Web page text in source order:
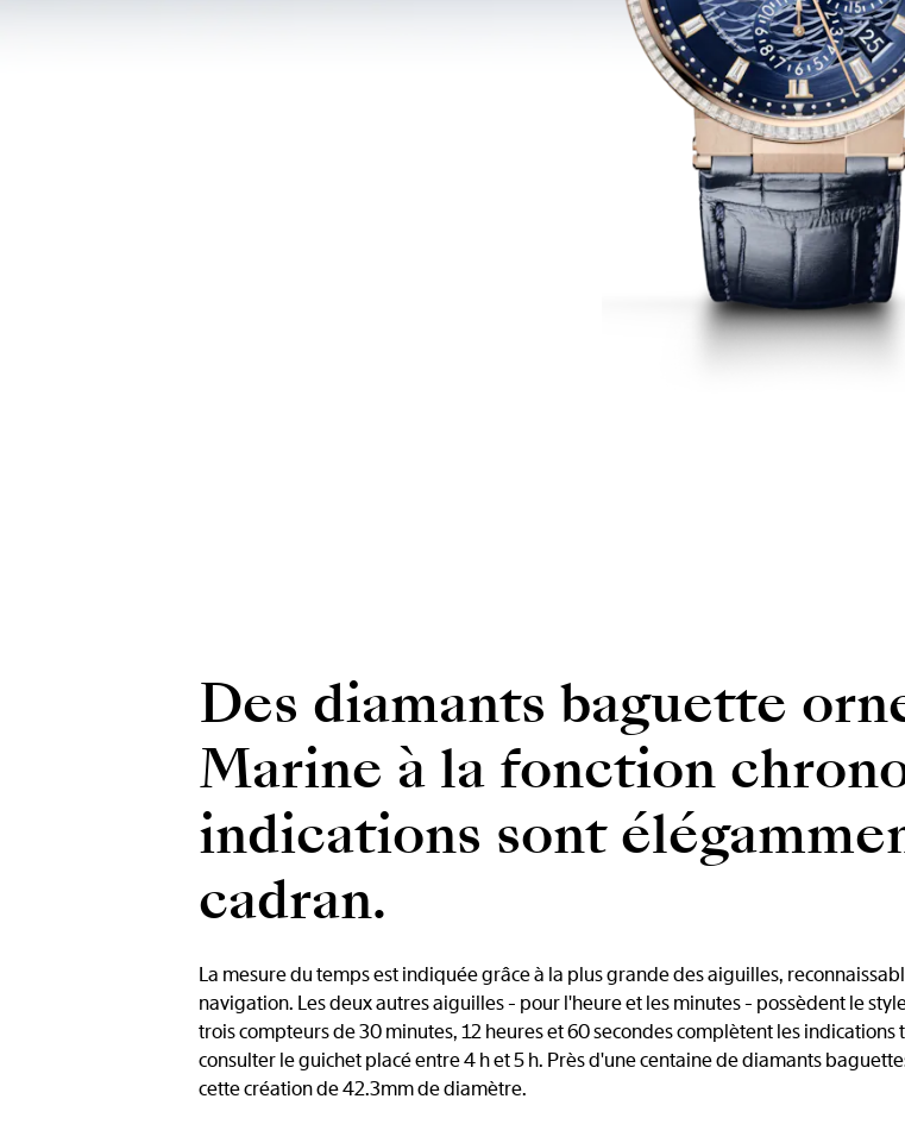
Des diamants baguette
Marine à la fonction
indications sont
cadran.
La mesure du temps est indiquée grâce à la plus grande des aiguilles,
navigation. Les deux autres aiguilles - pour l'heure et les minutes - possèdent le
trois compteurs de 30 minutes, 12 heures et 60 secondes complètent les
consulter le guichet placé entre 4 h et 5 h. Près d'une centaine de diamants
cette création de 42.3mm de diamètre.